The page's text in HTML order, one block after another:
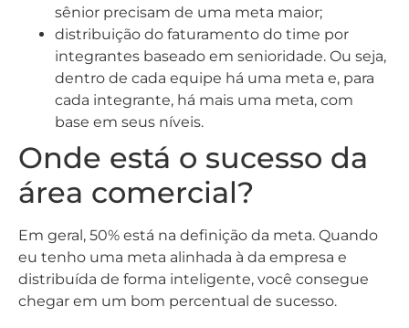
sênior precisam de uma meta maior;
distribuição do faturamento do time por
integrantes baseado em senioridade. Ou seja,
dentro de cada equipe há uma meta e, para
cada integrante, há mais uma meta, com
base em seus níveis.
Onde está o sucesso da
área comercial?
Em geral, 50% está na definição da meta. Quando
eu tenho uma meta alinhada à da empresa e
distribuída de forma inteligente, você consegue
chegar em um bom percentual de sucesso.